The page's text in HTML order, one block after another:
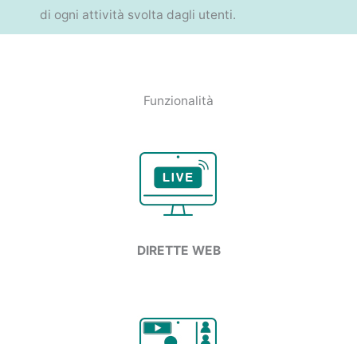
di ogni attività svolta dagli utenti.
Funzionalità
DIRETTE WEB